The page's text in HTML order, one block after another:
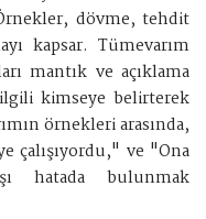
dövme, tehdit
kapsar. Tümevarım
mantık ve açıklama
kimseye belirterek
örnekleri arasında,
çalışıyordu," ve "Ona
hatada bulunmak